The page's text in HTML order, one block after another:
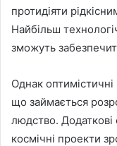
протидіяти
Найбільш
зможуть
Однак оптимістичні
що займається
людство. Додаткові
космічні проекти